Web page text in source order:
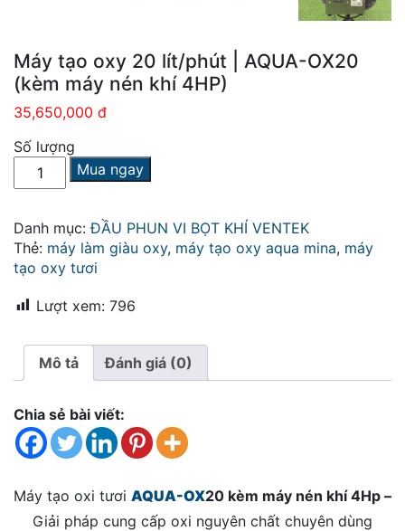
Máy tạo oxy 20 lít/phút | AQUA-OX20
(kèm máy nén khí 4HP)
35,650,000 đ
Số lượng
Máy
tạo
20
lít/phút
|
OX20
máy
khí
4HP)
số
lượng
Mua ngay
Danh mục:ĐẦU PHUN VI BỌT KHÍ VENTEK
Thẻ: máy làm giàu oxy, máy tạo oxy aqua mina, máy
tạo oxy tươi
Lượt xem: 796
Mô tả Đánh giá (0)
Chia sẻ bài viết:
Máy tạo oxi tươi AQUA-OX20 kèm máy nén khí 4Hp –
Giải pháp cung cấp oxi nguyên chất chuyên dùng